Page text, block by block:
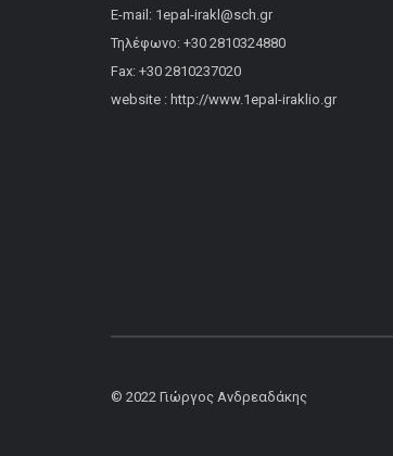
E-mail: 1epal-irakl@sch.gr
Τηλέφωνο: +30 2810324880
Fax: +30 2810237020
website : http://www.1epal-iraklio.gr
© 2022 Γιώργος Ανδρεαδάκης